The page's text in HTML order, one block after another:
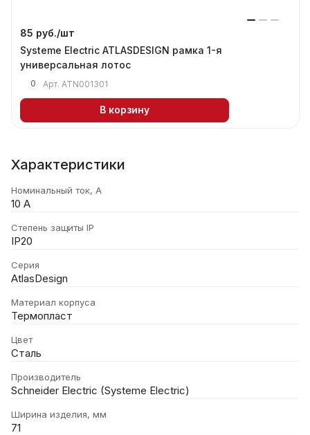
85 руб./шт
Systeme Electric ATLASDESIGN рамка 1-я
универсальная лотос
0 Арт. ATN001301
В корзину
Характеристики
Номинальный ток, А
10 А
Степень защиты IP
IP20
Серия
AtlasDesign
Материал корпуса
Термопласт
Цвет
Сталь
Производитель
Schneider Electric (Systeme Electric)
Ширина изделия, мм
71